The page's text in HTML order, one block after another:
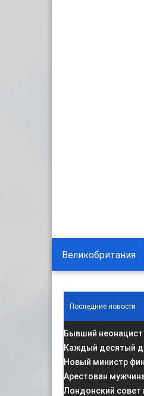
Великобритания
Последние новости
Бывший
Каждый десятый
Новый министр
Арестован
Лондонский совет